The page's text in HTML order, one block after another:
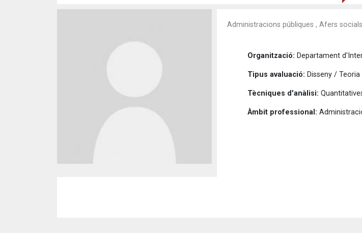
Administracions públiques , Afers
Organització: Departament
Tipus avaluació: Disseny /
Tècniques d'anàlisi:
Àmbit professional: